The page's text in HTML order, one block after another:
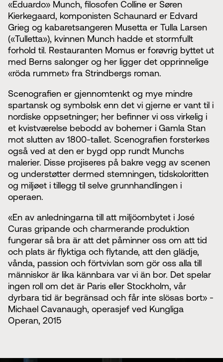
«Eduardo» Munch, filosofen Colline er Søren
Kierkegaard, komponisten Schaunard er Edvard
Grieg og kabaretsangeren Musetta er Tulla Larsen
(«Tulletta»), kvinnen Munch hadde et stormfullt
forhold til. Restauranten Momus er forøvrig byttet ut
med Berns salonger og her ligger det opprinnelige
«röda rummet» fra Strindbergs roman.
Scenografien er gjennomtenkt og mye mindre
spartansk og symbolsk enn det vi gjerne er vant til i
nordiske oppsetninger; her befinner vi oss virkelig i
et kvistværelse bebodd av bohemer i Gamla Stan
mot slutten av 1800-tallet. Scenografien forsterkes
også ved at den er bygd opp rundt Munchs
malerier. Disse projiseres på bakre vegg av scenen
og understøtter dermed stemningen, tidskoloritten
og miljøet i tillegg til selve grunnhandlingen i
operaen.
«En av anledningarna till att miljöombytet i José
Curas gripande och charmerande produktion
fungerar så bra är att det påminner oss om att tid
och plats är flyktiga och flytande, att den glädje,
vånda, passion och förtvivlan som gör oss alla till
människor är lika kännbara var vi än bor. Det spelar
ingen roll om det är Paris eller Stockholm, vår
dyrbara tid är begränsad och får inte slösas bort» -
Michael Cavanaugh, operasjef ved Kungliga
Operan, 2015